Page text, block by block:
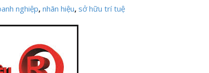
nghiệp, nhãn hiệu, sở hữu trí tuệ